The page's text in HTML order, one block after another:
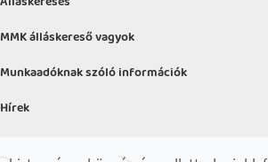
MMK álláskereső vagyok
Munkaadóknak szóló információk
Hírek